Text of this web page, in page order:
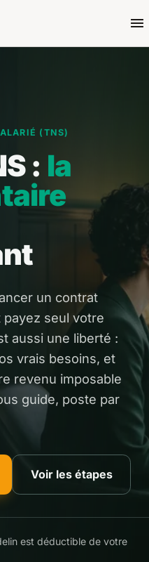
(TNS)
: la
un contrat
seul votre
aussi une liberté :
vrais besoins, et
revenu imposable
guide, poste par
Voir les étapes
est déductible de votre